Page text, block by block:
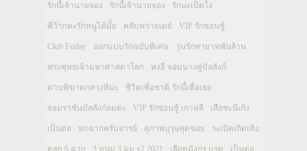
รักนี้เจ้านายจอง รักนี้เจ้านายจอง รักนะเป็ดโง่
พี่ว้ากคะรักหนูได้มั้ย คลับฟรายเดย์ VIP รักซ่อนชู้
Club Friday ออกแบบรักฉบับพิเศษ วุ่นรักทายาทพันล้าน
พระพุทธเจ้ามหาศาสดาโลก ทงอี จอมนางคู่บัลลังก์
ดาบพิฆาตกลางหิมะ ชีวิตเพื่อชาติ รักนี้เพื่อเธอ
จอมราชันบัลลังก์อมตะ VIP รักซ่อนชู้ เกาหลี เสือชะนีเก้ง
เป็นต่อ หกฉากครับจารย์ สุภาพบุรุษสุดซอย ระเบิดเถิดเทิง
ตลก 6 ฉาก 3 หนุ่ม 3 มุม x2 2021 เลือดมังกร แรด เป็นต่อ